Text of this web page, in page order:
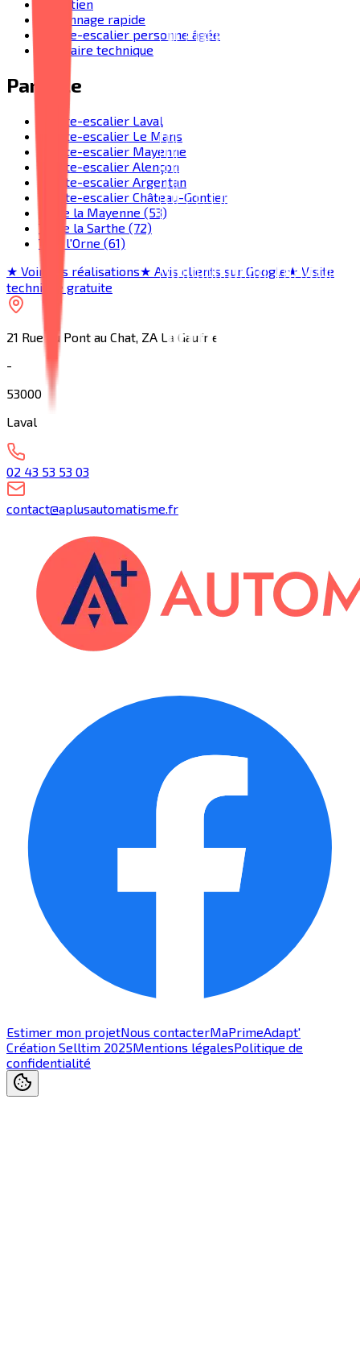
Entretien
Dépannage rapide
Monte-escalier personne âgée
Glossaire technique
Par ville
Monte-escalier Laval
Monte-escalier Le Mans
Monte-escalier Mayenne
Monte-escalier Alençon
Monte-escalier Argentan
Monte-escalier Château-Gontier
Toute la Mayenne (53)
Toute la Sarthe (72)
Tout l'Orne (61)
★ Voir nos réalisations★ Avis clients sur Google★ Visite
technique gratuite
21 Rue du Pont au Chat, ZA La Gaufrie
-
53000
Laval
02 43 53 53 03
contact@aplusautomatisme.fr
Estimer mon projetNous contacterMaPrimeAdapt'
Création Selltim 2025Mentions légalesPolitique de
confidentialité